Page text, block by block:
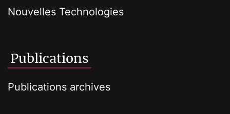
Nouvelles Technologies
Publications
Publications archives